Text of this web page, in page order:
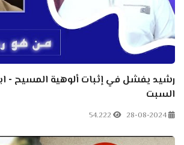
رشيد يفشل في إثبات ألوهية المسيح -
السبت
28-08-2024
54.222